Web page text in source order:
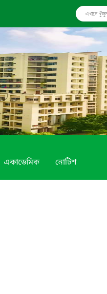
একাডেমিক নোটিশ